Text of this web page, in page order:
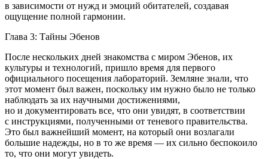
в зависимости от нужд и эмоций обитателей, создавая
ощущение полной гармонии.
Глава 3: Тайны Эбенов
После нескольких дней знакомства с миром Эбенов, их
культуры и технологий, пришло время для первого
официального посещения лабораторий. Земляне знали, что
этот момент был важен, поскольку им нужно было не только
наблюдать за их научными достижениями,
но и документировать все, что они увидят, в соответствии
с инструкциями, полученными от теневого правительства.
Это был важнейший момент, на который они возлагали
большие надежды, но в то же время — их сильно беспокоило
то, что они могут увидеть.